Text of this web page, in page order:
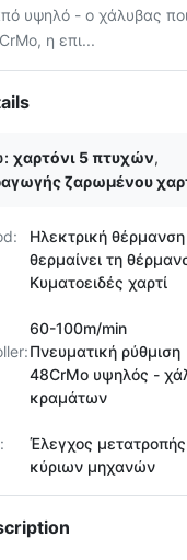
υψηλό - ο χάλυβας
η επι...
χαρτόνι 5 πτυχών,
ζαρωμένου
Ηλεκτρική
θερμαίνει τη
Κυματοειδές χαρτί
60-100m/min
Πνευματική ρύθμιση
48CrMo υψηλός -
κραμάτων
Έλεγχος
κύριων μηχανών